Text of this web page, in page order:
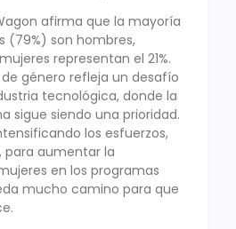
afirma que la mayoría
(79%) son hombres,
representan el 21%.
género refleja un desafío
tecnológica, donde la
sigue siendo una prioridad.
los esfuerzos,
para aumentar la
en los programas
mucho camino para que